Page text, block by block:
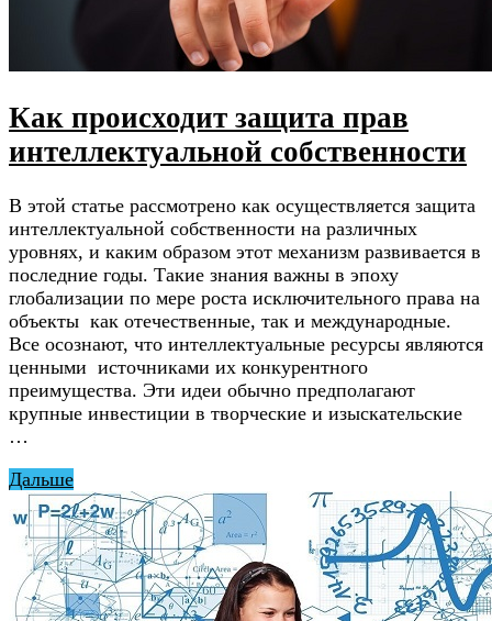
Как происходит защита прав
интеллектуальной собственности
В этой статье рассмотрено как осуществляется защита
интеллектуальной собственности на различных
уровнях, и каким образом этот механизм развивается в
последние годы. Такие знания важны в эпоху
глобализации по мере роста исключительного права на
объекты как отечественные, так и международные.
Все осознают, что интеллектуальные ресурсы являются
ценными источниками их конкурентного
преимущества. Эти идеи обычно предполагают
крупные инвестиции в творческие и изыскательские
…
Дальше